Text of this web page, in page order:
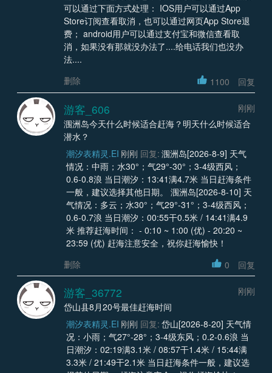
可以通过下面方式处理： IOS用户可以通过App
Store订阅查看取消，也可以通过网页App Store退
费； android用户可以通过支付宝和微信查看取
消，如果没有那就没办法了....给电话我们也没办
法....
删除
1100 回复
游客_606
刚刚
涠洲岛今天什么时候适合赶海？明天什么时候适合
潜水？
潮汐表精灵.EI 刚刚 回复: 涠洲岛[2026-8-9] 天气
情况：中雨；水30°；气29°-30°；3-4级西风；
0.6-0.8浪 当日潮汐：13:41满4.7米 当日赶海条件
一般，建议选择其他日期。 涠洲岛[2026-8-10] 天
气情况：多云；水30°；气29°-31°；3-4级西风；
0.6-0.7浪 当日潮汐：00:55干0.5米 / 14:41满4.9
米 推荐赶海时间： - 0:10 ~ 1:00 (优) - 20:20 ~
23:59 (优) 赶海注意安全，祝你赶海愉快！
删除
0 回复
游客_36772
刚刚
岱山县8月20号最佳赶海时间
潮汐表精灵.EI 刚刚 回复: 岱山[2026-8-20] 天气情
况：小雨；气27°-28°；3-4级东风；0.2-0.6浪 当
日潮汐：02:19满3.1米 / 08:57干1.4米 / 15:44满
3.3米 / 21:49干2.1米 当日赶海条件一般，建议选